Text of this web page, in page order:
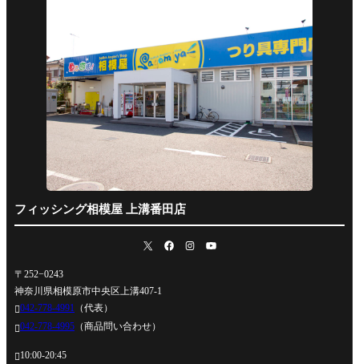
フィッシング相模屋 上溝番田店
〒252−0243
神奈川県相模原市中央区上溝407-1
042-778-4991 （代表）
042-778-4995 （商品問い合わせ）
10:00-20:45